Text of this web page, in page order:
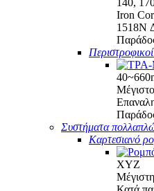
140,
Iron
1518N
Συστήματα
Καρτεσιανό
XYZ